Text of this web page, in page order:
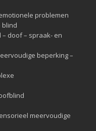
problemen
blind
doof – spraak- en
beperking –
meervoudige